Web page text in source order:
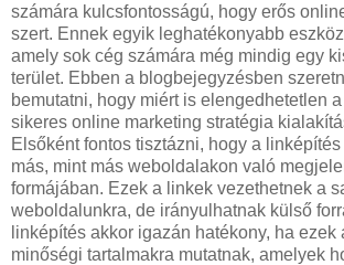
számára kulcsfontosságú, hogy erős
szert. Ennek egyik leghatékonyabb
amely sok cég számára még mindig egy
terület. Ebben a blogbejegyzésben
bemutatni, hogy miért is elengedhetetlen
sikeres online marketing stratégia
Elsőként fontos tisztázni, hogy a
más, mint más weboldalakon való
formájában. Ezek a linkek vezethetnek a
weboldalunkra, de irányulhatnak külső
linképítés akkor igazán hatékony, ha ezek
minőségi tartalmakra mutatnak, amelyek